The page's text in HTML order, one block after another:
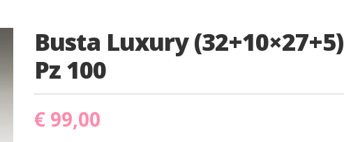
Busta Luxury (32+10×27+5)
Pz 100
€ 99,00